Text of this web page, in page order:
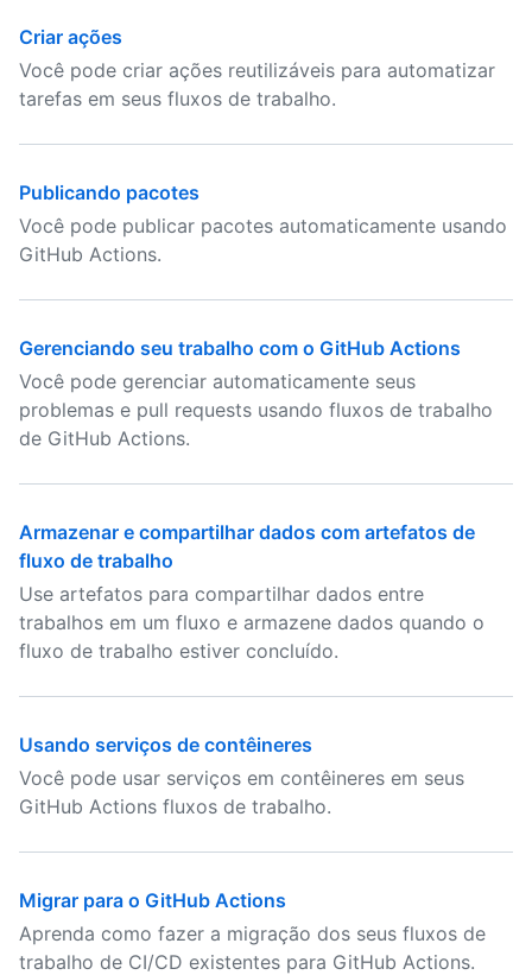
Criar ações
Você pode criar ações reutilizáveis para automatizar
tarefas em seus fluxos de trabalho.
Publicando pacotes
Você pode publicar pacotes automaticamente usando
GitHub Actions.
Gerenciando seu trabalho com o GitHub Actions
Você pode gerenciar automaticamente seus
problemas e pull requests usando fluxos de trabalho
de GitHub Actions.
Armazenar e compartilhar dados com artefatos de
fluxo de trabalho
Use artefatos para compartilhar dados entre
trabalhos em um fluxo e armazene dados quando o
fluxo de trabalho estiver concluído.
Usando serviços de contêineres
Você pode usar serviços em contêineres em seus
GitHub Actions fluxos de trabalho.
Migrar para o GitHub Actions
Aprenda como fazer a migração dos seus fluxos de
trabalho de CI/CD existentes para GitHub Actions.